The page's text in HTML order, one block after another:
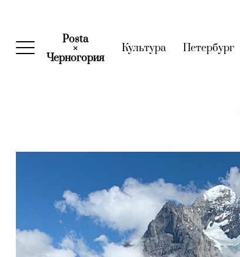
Posta
×
Черногория(current)
Культура(current)
Петербург